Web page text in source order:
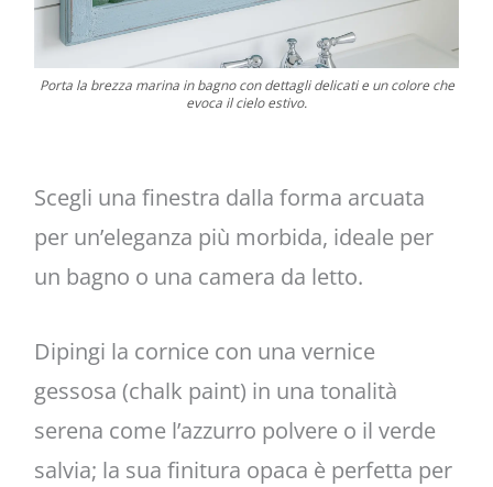
Porta la brezza marina in bagno con dettagli delicati e un colore che
evoca il cielo estivo.
Scegli una finestra dalla forma arcuata
per un’eleganza più morbida, ideale per
un bagno o una camera da letto.
Dipingi la cornice con una vernice
gessosa (chalk paint) in una tonalità
serena come l’azzurro polvere o il verde
salvia; la sua finitura opaca è perfetta per